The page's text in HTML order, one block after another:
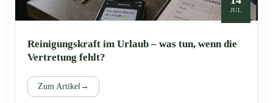
JUL
Reinigungskraft im Urlaub – was tun, wenn die
Vertretung fehlt?
Zum Artikel→